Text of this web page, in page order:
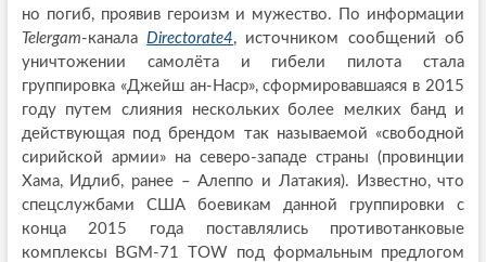
но погиб, проявив героизм и мужество. По информации
Telergam-канала Directorate4, источником сообщений об
уничтожении самолёта и гибели пилота стала
группировка «Джейш ан-Наср», сформировавшаяся в 2015
году путем слияния нескольких более мелких банд и
действующая под брендом так называемой «свободной
сирийской армии» на северо-западе страны (провинции
Хама, Идлиб, ранее – Алеппо и Латакия). Известно, что
спецслужбами США боевикам данной группировки с
конца 2015 года поставлялись противотанковые
комплексы BGM-71 TOW под формальным предлогом